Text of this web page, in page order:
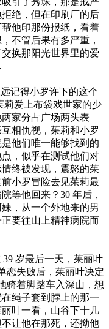
绝，但在印刷厂的后
他印那份报纸，看着
不管后果有多严重，
换那阳光世界里的爱
记得小罗许下的这个
莉爱上布袋戏世家的少
家分占广场两头表
相仇视，茱莉和小罗
他们唯一能够找到的
，似乎在测试他们对
终被发现，震怒的茱
小罗冒险去见茱莉最
等他回来？30 年后，
，从一个外地来的男
要往山上精神病院而
岁最后一天，茱丽叶
恋失败后，茱丽叶决定
骑着脚踏车入深山，想
绳子套到脖上的那一
叶一看，山谷下十几
让他在那死，还拗他